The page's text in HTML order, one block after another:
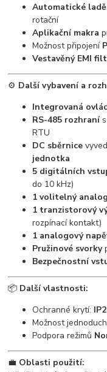
Automatické
rotační
Aplikační makra
Možnost připojení
Vestavěný EMI
⚙️ Další vybavení a
Integrovaná
RS-485 rozhranís
RTU
DC sběrnice
jednotka
5 digitálních
do 10 kHz)
1 volitelný
1 tranzistorový
rozpínací kontakt)
1 analogový
Pružinové svorky
Bezpečnostní
📦 Další vlastnosti:
Ochranné krytí:
Možnost
Podpora režimů
💼 Oblasti použití: